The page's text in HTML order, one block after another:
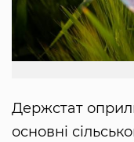
Держстат
основні